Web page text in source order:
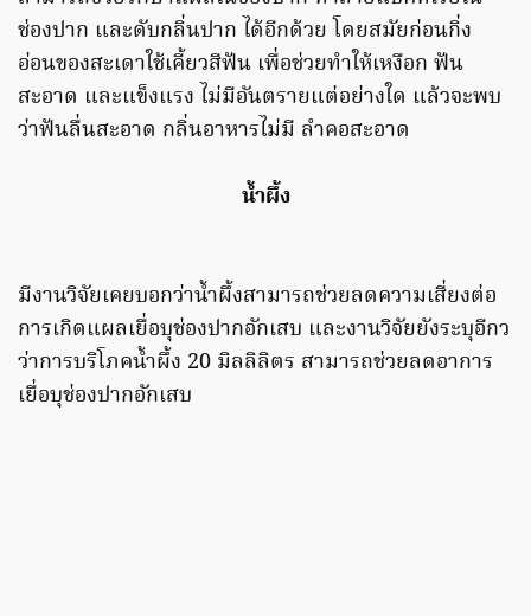
ช่องปาก และดับกลิ่นปาก ได้อีกด้วย โดยสมัยก่อนกิ่ง
อ่อนของสะเดาใช้เคี้ยวสีฟัน เพื่อช่วยทำให้เหงือก ฟัน
สะอาด และแข็งแรง ไม่มีอันตรายแต่อย่างใด แล้วจะพบ
ว่าฟันลื่นสะอาด กลิ่นอาหารไม่มี ลำคอสะอาด
น้ำผึ้ง
มีงานวิจัยเคยบอกว่าน้ำผึ้งสามารถช่วยลดความเสี่ยงต่อ
การเกิดแผลเยื่อบุช่องปากอักเสบ และงานวิจัยยังระบุอีกว
ว่าการบริโภคน้ำผึ้ง 20 มิลลิลิตร สามารถช่วยลดอาการ
เยื่อบุช่องปากอักเสบ